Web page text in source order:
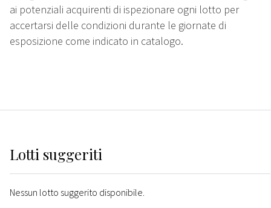
ai potenziali acquirenti di ispezionare ogni lotto per
accertarsi delle condizioni durante le giornate di
esposizione come indicato in catalogo.
Lotti suggeriti
Nessun lotto suggerito disponibile.